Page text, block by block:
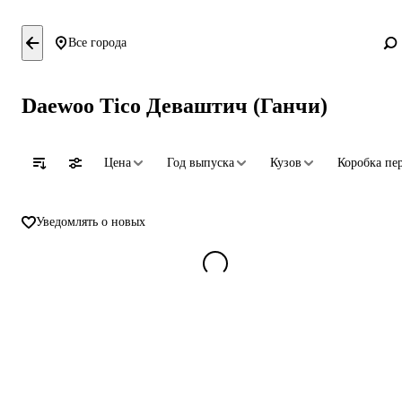
Все города
Daewoo Tico Деваштич (Ганчи)
Цена Год выпуска Кузов Коробка
Уведомлять о новых